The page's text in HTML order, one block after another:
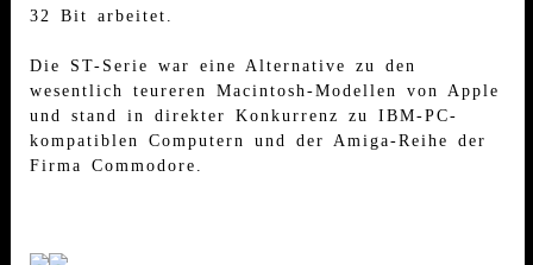
32 Bit arbeitet.
Die ST-Serie war eine Alternative zu den
wesentlich teureren Macintosh-Modellen von Apple
und stand in direkter Konkurrenz zu IBM-PC-
kompatiblen Computern und der Amiga-Reihe der
Firma Commodore.